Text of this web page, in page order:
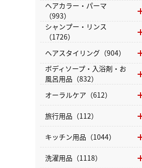
ヘアカラー・パーマ
（993）
シャンプー・リンス
（1726）
ヘアスタイリング（904）
ボディソープ・入浴剤・お
風呂用品（832）
オーラルケア（612）
旅行用品（112）
キッチン用品（1044）
洗濯用品（1118）